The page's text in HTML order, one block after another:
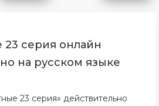
серия онлайн
на русском языке
23 серия» действительно